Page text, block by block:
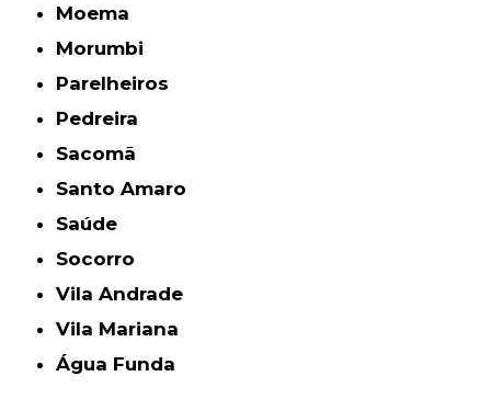
Moema
Morumbi
Parelheiros
Pedreira
Sacomã
Santo Amaro
Saúde
Socorro
Vila Andrade
Vila Mariana
Água Funda